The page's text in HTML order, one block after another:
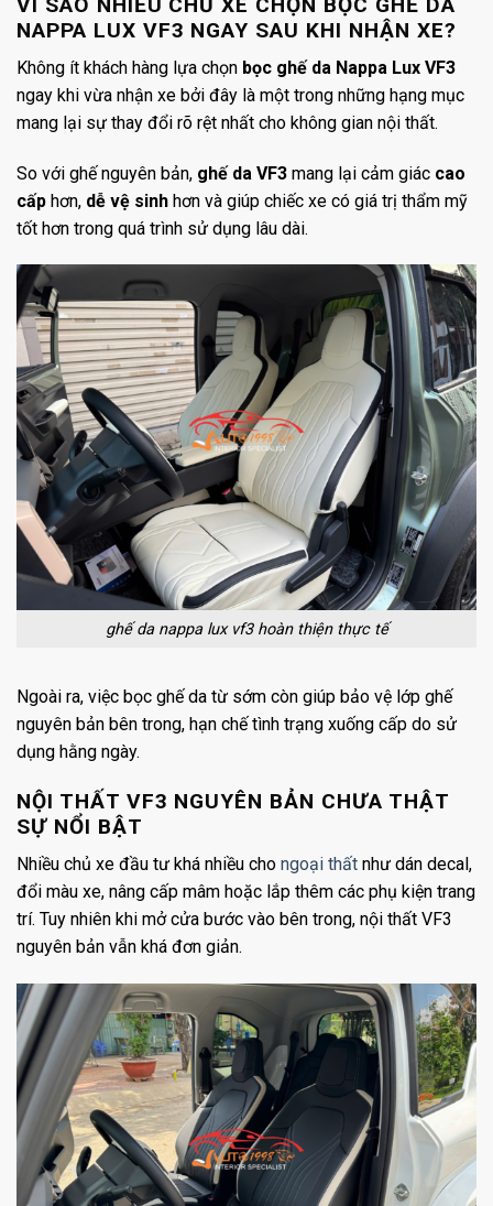
VÌ SAO NHIỀU CHỦ XE CHỌN BỌC GHẾ DA
NAPPA LUX VF3 NGAY SAU KHI NHẬN XE?
Không ít khách hàng lựa chọn bọc ghế da Nappa Lux VF3
ngay khi vừa nhận xe bởi đây là một trong những hạng mục
mang lại sự thay đổi rõ rệt nhất cho không gian nội thất.
So với ghế nguyên bản, ghế da VF3 mang lại cảm giác cao
cấp hơn, dễ vệ sinh hơn và giúp chiếc xe có giá trị thẩm mỹ
tốt hơn trong quá trình sử dụng lâu dài.
ghế da nappa lux vf3 hoàn thiện thực tế
Ngoài ra, việc bọc ghế da từ sớm còn giúp bảo vệ lớp ghế
nguyên bản bên trong, hạn chế tình trạng xuống cấp do sử
dụng hằng ngày.
NỘI THẤT VF3 NGUYÊN BẢN CHƯA THẬT
SỰ NỔI BẬT
Nhiều chủ xe đầu tư khá nhiều cho ngoại thất như dán decal,
đổi màu xe, nâng cấp mâm hoặc lắp thêm các phụ kiện trang
trí. Tuy nhiên khi mở cửa bước vào bên trong, nội thất VF3
nguyên bản vẫn khá đơn giản.